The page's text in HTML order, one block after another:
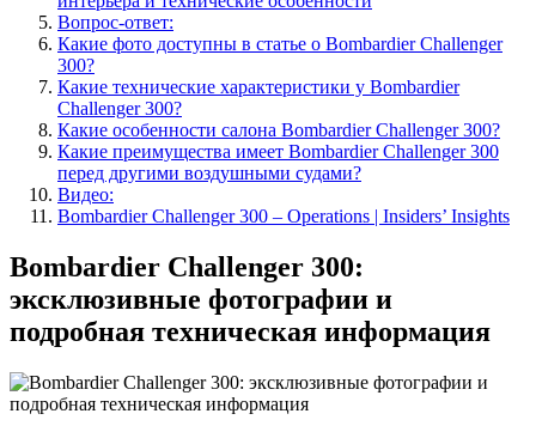
Вопрос-ответ:
Какие фото доступны в статье о Bombardier Challenger
300?
Какие технические характеристики у Bombardier
Challenger 300?
Какие особенности салона Bombardier Challenger 300?
Какие преимущества имеет Bombardier Challenger 300
перед другими воздушными судами?
Видео:
Bombardier Challenger 300 – Operations | Insiders’ Insights
Bombardier Challenger 300:
эксклюзивные фотографии и
подробная техническая информация